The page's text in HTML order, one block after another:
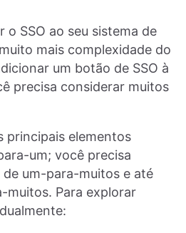
SSO ao seu sistema de
mais complexidade do
um botão de SSO à
precisa considerar muitos
principais elementos
um; você precisa
um-para-muitos e até
muitos. Para explorar